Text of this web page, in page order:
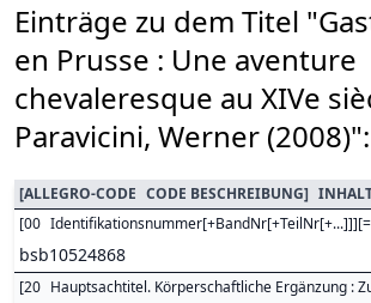
Einträge zu dem Titel
en Prusse : Une aventure
chevaleresque au XIVe
Paravicini, Werner (2008)":
[ALLEGRO-CODE CODE BESCHREIBUNG]
[00
bsb10524868
[20 Hauptsachtitel. Körperschaftliche Ergänzung :